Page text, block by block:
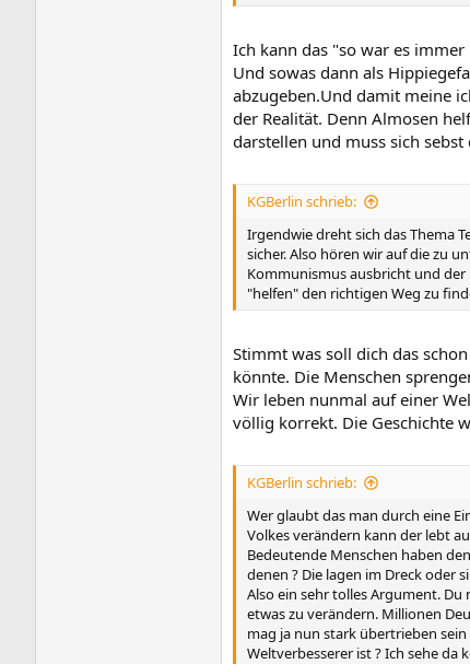
Ich kann das "so war es
Und sowas dann als
abzugeben.Und damit meine
der Realität. Denn Almosen
darstellen und muss sich
KGBerlin schrieb:
Irgendwie dreht sich das Thema
sicher. Also hören wir auf die zu
Kommunismus ausbricht und der
"helfen" den richtigen Weg zu
Stimmt was soll dich das
könnte. Die Menschen
Wir leben nunmal auf einer
völlig korrekt. Die Geschichte
KGBerlin schrieb:
Wer glaubt das man durch eine
Volkes verändern kann der lebt
Bedeutende Menschen haben
denen ? Die lagen im Dreck oder
Also ein sehr tolles Argument.
etwas zu verändern. Millionen
mag ja nun stark übertrieben
Weltverbesserer ist ? Ich sehe da